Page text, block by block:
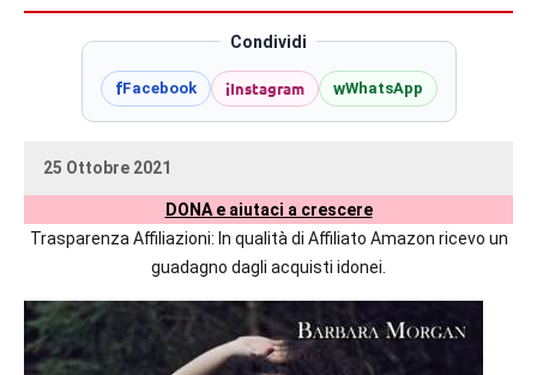
delle
autrici
straniere.
Condividi
fFacebook iInstagram wWhatsApp
25 Ottobre 2021
DONA e aiutaci a crescere
Trasparenza Affiliazioni: In qualità di Affiliato Amazon ricevo un
guadagno dagli acquisti idonei.